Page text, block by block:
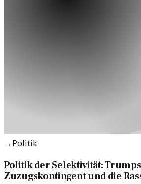
→Politik
Politik der Selektivität: Trumps
Zuzugskontingent und die